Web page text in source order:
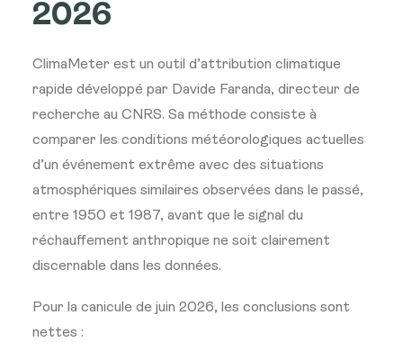
2026
ClimaMeter est un outil d’attribution climatique
rapide développé par Davide Faranda, directeur de
recherche au CNRS. Sa méthode consiste à
comparer les conditions météorologiques actuelles
d’un événement extrême avec des situations
atmosphériques similaires observées dans le passé,
entre 1950 et 1987, avant que le signal du
réchauffement anthropique ne soit clairement
discernable dans les données.
Pour la canicule de juin 2026, les conclusions sont
nettes :